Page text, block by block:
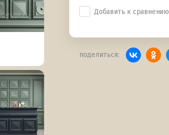
Добавить к сравнению
поделиться: